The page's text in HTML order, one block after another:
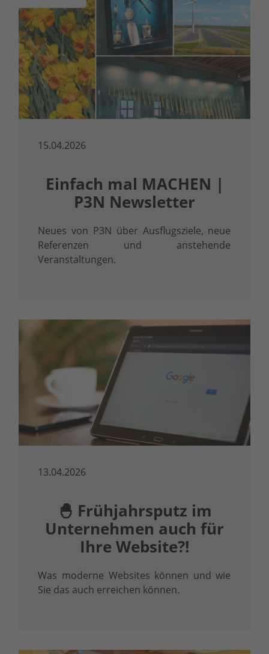
15.04.2026
Einfach mal MACHEN |
P3N Newsletter
Neues von P3N über Ausflugsziele, neue
Referenzen und anstehende
Veranstaltungen.
13.04.2026
🐣 Frühjahrsputz im
Unternehmen auch für
Ihre Website?!
Was moderne Websites können und wie
Sie das auch erreichen können.